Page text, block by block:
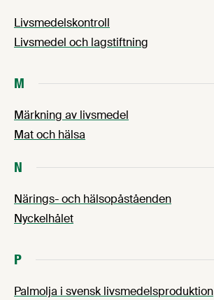
Livsmedelskontroll
Livsmedel och lagstiftning
M
Märkning av livsmedel
Mat och hälsa
N
Närings- och hälsopåståenden
Nyckelhålet
P
Palmolja i svensk livsmedelsproduktion